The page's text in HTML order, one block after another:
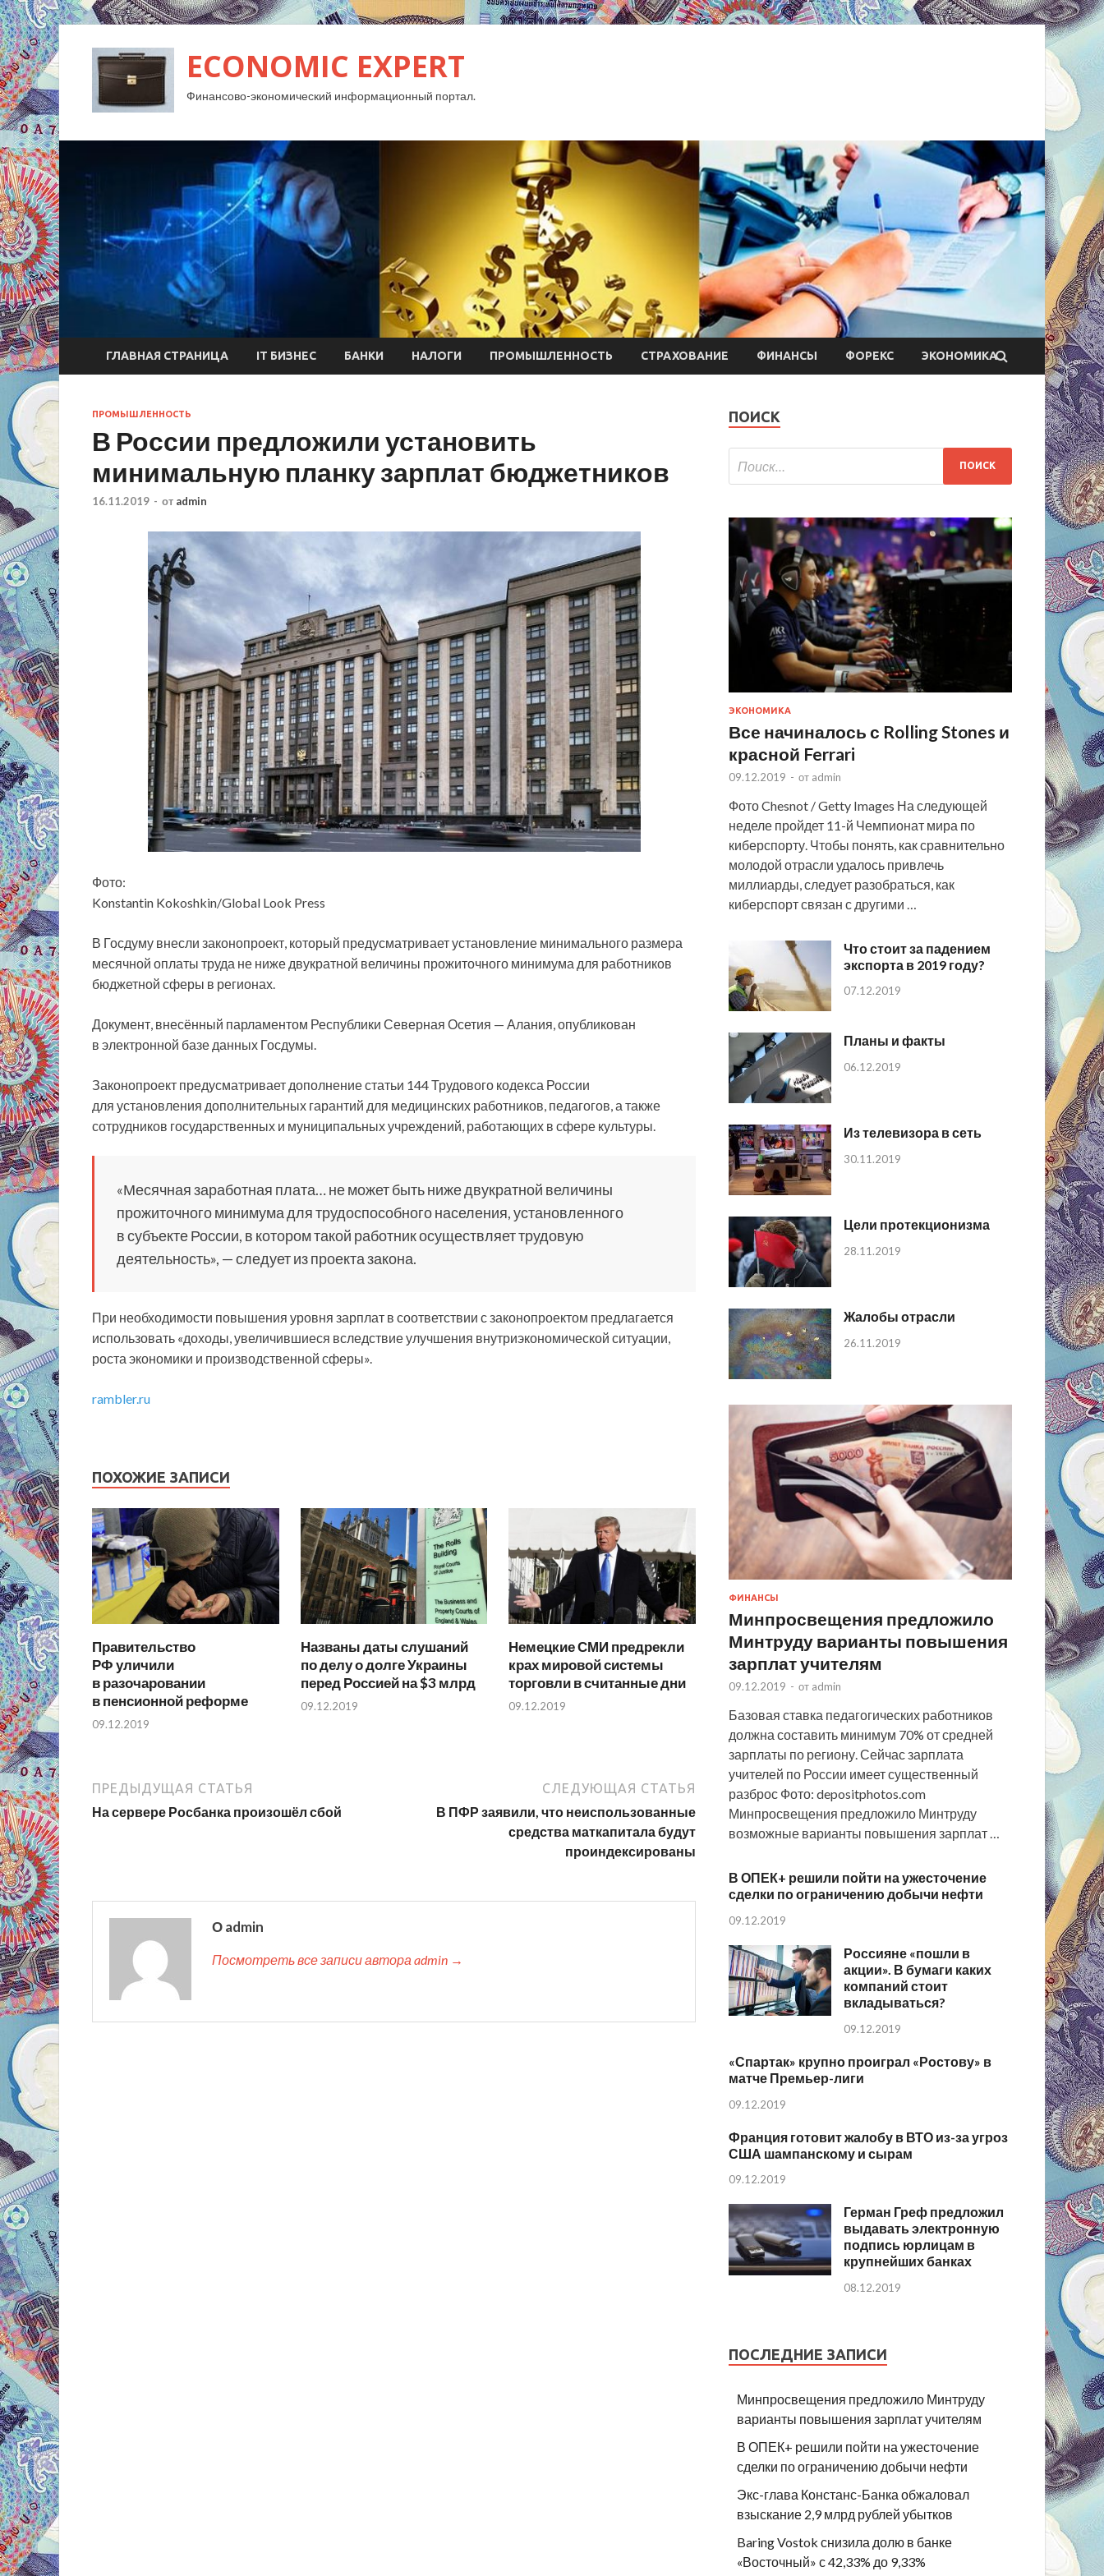
ECONOMIC EXPERT
Финансово-экономический информационный портал.
ГЛАВНАЯ СТРАНИЦА IT БИЗНЕС БАНКИ НАЛОГИ ПРОМЫШЛЕННОСТЬ СТРАХОВАНИЕ ФИНАНСЫ ФОРЕКС ЭКОНОМИКА
ПРОМЫШЛЕННОСТЬ
В России предложили установить
минимальную планку зарплат бюджетников
16.11.2019 - от admin
Фото:
Konstantin Kokoshkin/Global Look Press
В Госдуму внесли законопроект, который предусматривает установление минимального размера
месячной оплаты труда не ниже двукратной величины прожиточного минимума для работников
бюджетной сферы в регионах.
Документ, внесённый парламентом Республики Северная Осетия — Алания, опубликован
в электронной базе данных Госдумы.
Законопроект предусматривает дополнение статьи 144 Трудового кодекса России
для установления дополнительных гарантий для медицинских работников, педагогов, а также
сотрудников государственных и муниципальных учреждений, работающих в сфере культуры.
«Месячная заработная плата… не может быть ниже двукратной величины
прожиточного минимума для трудоспособного населения, установленного
в субъекте России, в котором такой работник осуществляет трудовую
деятельность», — следует из проекта закона.
При необходимости повышения уровня зарплат в соответствии с законопроектом предлагается
использовать «доходы, увеличившиеся вследствие улучшения внутриэкономической ситуации,
роста экономики и производственной сферы».
rambler.ru
ПОХОЖИЕ ЗАПИСИ
Правительство
РФ уличили
в разочаровании
в пенсионной реформе
09.12.2019
Названы даты слушаний
по делу о долге Украины
перед Россией на $3 млрд
09.12.2019
Немецкие СМИ предрекли
крах мировой системы
торговли в считанные дни
09.12.2019
ПРЕДЫДУЩАЯ СТАТЬЯ
На сервере Росбанка произошёл сбой
СЛЕДУЮЩАЯ СТАТЬЯ
В ПФР заявили, что неиспользованные
средства маткапитала будут
проиндексированы
О admin
Посмотреть все записи автора admin →
ПОИСК
ЭКОНОМИКА
Все начиналось с Rolling Stones и
красной Ferrari
09.12.2019 - от admin
Фото Chesnot / Getty Images На следующей
неделе пройдет 11-й Чемпионат мира по
киберспорту. Чтобы понять, как сравнительно
молодой отрасли удалось привлечь
миллиарды, следует разобраться, как
киберспорт связан с другими …
Что стоит за падением
экспорта в 2019 году?
07.12.2019
Планы и факты
06.12.2019
Из телевизора в сеть
30.11.2019
Цели протекционизма
28.11.2019
Жалобы отрасли
26.11.2019
ФИНАНСЫ
Минпросвещения предложило
Минтруду варианты повышения
зарплат учителям
09.12.2019 - от admin
Базовая ставка педагогических работников
должна составить минимум 70% от средней
зарплаты по региону. Сейчас зарплата
учителей по России имеет существенный
разброс Фото: depositphotos.com
Минпросвещения предложило Минтруду
возможные варианты повышения зарплат …
В ОПЕК+ решили пойти на ужесточение
сделки по ограничению добычи нефти
09.12.2019
Россияне «пошли в
акции». В бумаги каких
компаний стоит
вкладываться?
09.12.2019
«Спартак» крупно проиграл «Ростову» в
матче Премьер-лиги
09.12.2019
Франция готовит жалобу в ВТО из-за угроз
США шампанскому и сырам
09.12.2019
Герман Греф предложил
выдавать электронную
подпись юрлицам в
крупнейших банках
08.12.2019
ПОСЛЕДНИЕ ЗАПИСИ
Минпросвещения предложило Минтруду
варианты повышения зарплат учителям
В ОПЕК+ решили пойти на ужесточение
сделки по ограничению добычи нефти
Экс-глава Констанс-Банка обжаловал
взыскание 2,9 млрд рублей убытков
Baring Vostok снизила долю в банке
«Восточный» с 42,33% до 9,33%